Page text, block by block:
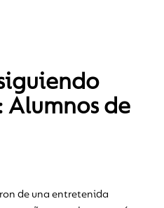
Alumnos de
de una entretenida